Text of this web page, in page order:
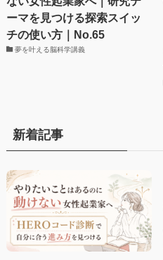
ーマを見つける探索スイッ
チの使い方｜No.65
夢を叶える脳科学講義
新着記事